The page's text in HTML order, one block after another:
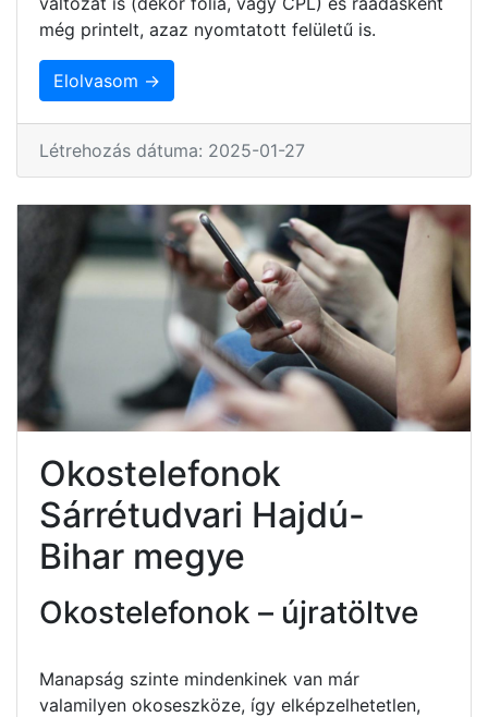
még printelt, azaz nyomtatott felületű is.
Elolvasom →
Létrehozás dátuma: 2025-01-27
Okostelefonok
Sárrétudvari Hajdú-
Bihar megye
Okostelefonok – újratöltve
Manapság szinte mindenkinek van már
valamilyen okoseszköze, így elképzelhetetlen,